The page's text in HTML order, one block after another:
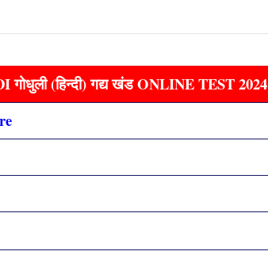
(हिन्दी) गद्य खंड ONLINE TEST 2024